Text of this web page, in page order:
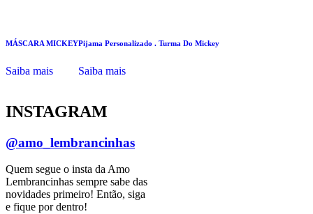
MÁSCARA MICKEY
Saiba mais
Pijama Personalizado . Turma Do Mickey
Saiba mais
INSTAGRAM
@amo_lembrancinhas
Quem segue o insta da Amo
Lembrancinhas sempre sabe das
novidades primeiro! Então, siga
e fique por dentro!